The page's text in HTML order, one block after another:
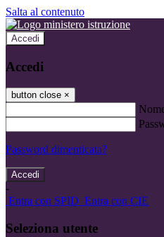
Salta al contenuto
Accedi
Accedi
button close ×
Password dimenticata?
-
Entra con SPID Entra con CIE
Seleziona utente